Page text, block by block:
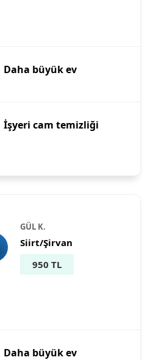
Daha büyük ev
İşyeri cam temizliği
GÜL K.
Siirt/Şirvan
950 TL
Daha büyük ev